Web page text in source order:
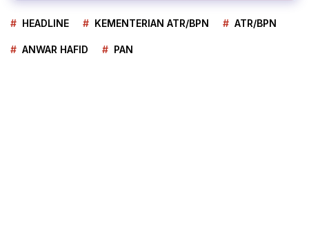
HEADLINE KEMENTERIAN ATR/BPN ATR/BPN
ANWAR HAFID PAN